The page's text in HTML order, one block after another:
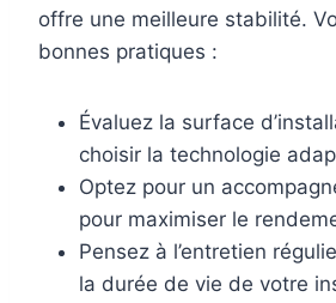
offre une meilleure stabilité.
bonnes pratiques :
Évaluez la surface
choisir la technologie
Optez pour un
pour maximiser le
Pensez à l’entretien
la durée de vie de votre